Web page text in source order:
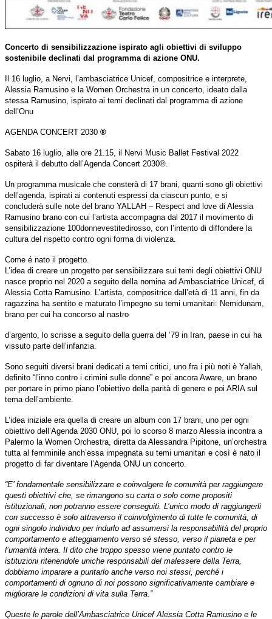
Concerto di sensibilizzazione ispirato agli obiettivi di sviluppo
sostenibile declinati dal programma di azione ONU.
Il 16 luglio, a Nervi, l’ambasciatrice Unicef, compositrice e interprete,
Alessia Ramusino e la Women Orchestra in un concerto, ideato dalla
stessa Ramusino, ispirato ai temi declinati dal programma di azione
dell’Onu
AGENDA CONCERT 2030 ®
Sabato 16 luglio, alle ore 21.15, il Nervi Music Ballet Festival 2022
ospiterà il debutto dell’Agenda Concert 2030®.
Un programma musicale che consterà di 17 brani, quanti sono gli obiettivi
dell’agenda, ispirati ai contenuti espressi da ciascun punto, e si
concluderà sulle note del brano YALLAH – Respect and love di Alessia
Ramusino brano con cui l’artista accompagna dal 2017 il movimento di
sensibilizzazione 100donnevestitedirosso, con l’intento di diffondere la
cultura del rispetto contro ogni forma di violenza.
Come é nato il progetto.
L’idea di creare un progetto per sensibilizzare sui temi degli obiettivi ONU
nasce proprio nel 2020 a seguito della nomina ad Ambasciatrice Unicef, di
Alessia Cotta Ramusino. L’artista, compositrice dall’età di 11 anni, fin da
ragazzina ha sentito e maturato l’impegno su temi umanitari: Nemidunam,
brano per cui ha concorso al nastro
d’argento, lo scrisse a seguito della guerra del ’79 in Iran, paese in cui ha
vissuto parte dell’infanzia.
Sono seguiti diversi brani dedicati a temi critici, uno fra i più noti è Yallah,
definito “l’inno contro i crimini sulle donne” e poi ancora Aware, un brano
per portare in primo piano l’obiettivo della parità di genere e poi ARIA sul
tema dell’ambiente.
L’idea iniziale era quella di creare un album con 17 brani, uno per ogni
obiettivo dell’Agenda 2030 ONU, poi lo scorso 8 marzo Alessia incontra a
Palermo la Women Orchestra, diretta da Alessandra Pipitone, un’orchestra
tutta al femminile anch’essa impegnata su temi umanitari e così è nato il
progetto di far diventare l’Agenda ONU un concerto.
“E’ fondamentale sensibilizzare e coinvolgere le comunità per raggiungere
questi obiettivi che, se rimangono su carta o solo come propositi
istituzionali, non potranno essere conseguiti. L’unico modo di raggiungerli
con successo è solo attraverso il coinvolgimento di tutte le comunità, di
ogni singolo individuo per indurlo ad assumersi la responsabilità del proprio
comportamento e atteggiamento verso sé stesso, verso il pianeta e per
l’umanità intera. Il dito che troppo spesso viene puntato contro le
istituzioni ritenendole uniche responsabili del malessere della Terra,
dobbiamo imparare a puntarlo anche verso noi stessi, perché i
comportamenti di ognuno di noi possono significativamente cambiare e
migliorare le condizioni di vita sulla Terra.”
Queste le parole dell’Ambasciatrice Unicef Alessia Cotta Ramusino e le